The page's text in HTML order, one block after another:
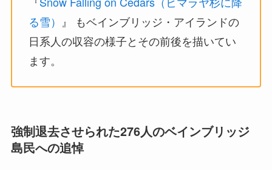
る雪）
』 もベインブリッジ・アイランドの
日系人の収容の様子とその前後を描いてい
ます。
強制退去させられた276人のベインブリッジ
島民への追悼